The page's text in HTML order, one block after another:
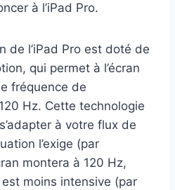
à l’iPad Pro.
de l’iPad Pro est doté de
qui permet à l’écran
fréquence de
Hz. Cette technologie
à votre flux de
l’exige (par
montera à 120 Hz,
moins intensive (par